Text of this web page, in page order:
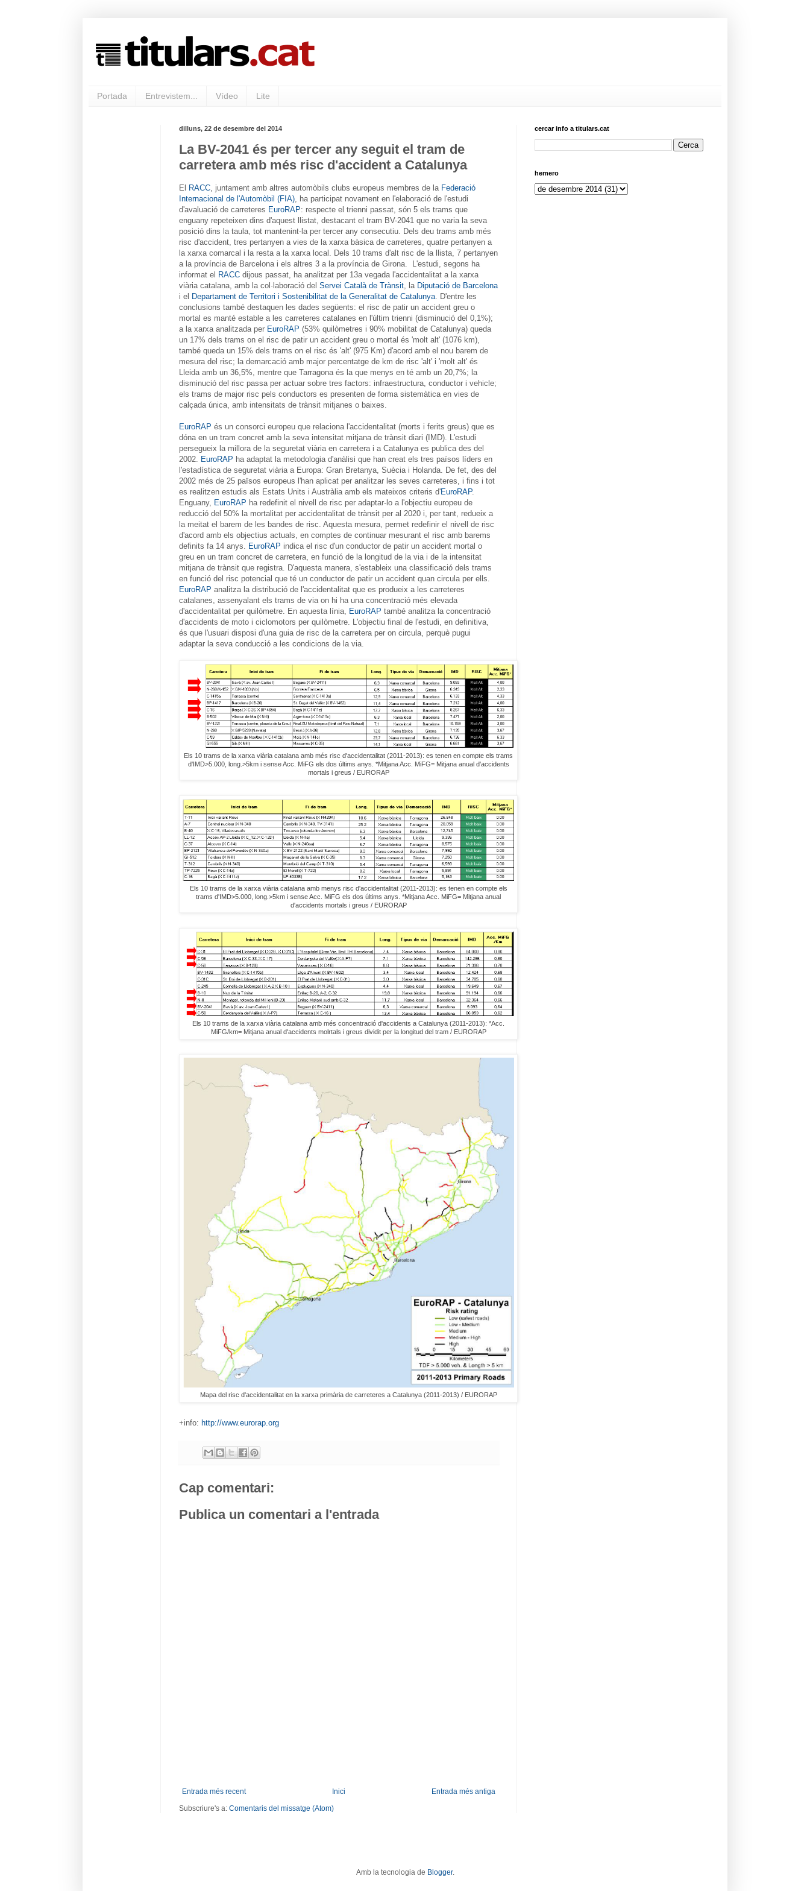
Portada Entrevistem... Vídeo Lite
dilluns, 22 de desembre del 2014
La BV-2041 és per tercer any seguit el tram de
carretera amb més risc d'accident a Catalunya
El RACC, juntament amb altres automòbils clubs europeus membres de la Federació
Internacional de l'Automòbil (FIA), ha participat novament en l'elaboració de l'estudi
d'avaluació de carreteres EuroRAP: respecte el trienni passat, són 5 els trams que
enguany repeteixen dins d'aquest llistat, destacant el tram BV-2041 que no varia la seva
posició dins la taula, tot mantenint-la per tercer any consecutiu. Dels deu trams amb més
risc d'accident, tres pertanyen a vies de la xarxa bàsica de carreteres, quatre pertanyen a
la xarxa comarcal i la resta a la xarxa local. Dels 10 trams d'alt risc de la llista, 7 pertanyen
a la província de Barcelona i els altres 3 a la província de Girona. L'estudi, segons ha
informat el RACC dijous passat, ha analitzat per 13a vegada l'accidentalitat a la xarxa
viària catalana, amb la col·laboració del Servei Català de Trànsit, la Diputació de Barcelona
i el Departament de Territori i Sostenibilitat de la Generalitat de Catalunya. D'entre les
conclusions també destaquen les dades següents: el risc de patir un accident greu o
mortal es manté estable a les carreteres catalanes en l'últim trienni (disminució del 0,1%);
a la xarxa analitzada per EuroRAP (53% quilòmetres i 90% mobilitat de Catalunya) queda
un 17% dels trams on el risc de patir un accident greu o mortal és 'molt alt' (1076 km),
també queda un 15% dels trams on el risc és 'alt' (975 Km) d'acord amb el nou barem de
mesura del risc; la demarcació amb major percentatge de km de risc 'alt' i 'molt alt' és
Lleida amb un 36,5%, mentre que Tarragona és la que menys en té amb un 20,7%; la
disminució del risc passa per actuar sobre tres factors: infraestructura, conductor i vehicle;
els trams de major risc pels conductors es presenten de forma sistemàtica en vies de
calçada única, amb intensitats de trànsit mitjanes o baixes.
EuroRAP és un consorci europeu que relaciona l'accidentalitat (morts i ferits greus) que es
dóna en un tram concret amb la seva intensitat mitjana de trànsit diari (IMD). L'estudi
persegueix la millora de la seguretat viària en carretera i a Catalunya es publica des del
2002. EuroRAP ha adaptat la metodologia d'anàlisi que han creat els tres països líders en
l'estadística de seguretat viària a Europa: Gran Bretanya, Suècia i Holanda. De fet, des del
2002 més de 25 països europeus l'han aplicat per analitzar les seves carreteres, i fins i tot
es realitzen estudis als Estats Units i Austràlia amb els mateixos criteris d'EuroRAP.
Enguany, EuroRAP ha redefinit el nivell de risc per adaptar-lo a l'objectiu europeu de
reducció del 50% la mortalitat per accidentalitat de trànsit per al 2020 i, per tant, redueix a
la meitat el barem de les bandes de risc. Aquesta mesura, permet redefinir el nivell de risc
d'acord amb els objectius actuals, en comptes de continuar mesurant el risc amb barems
definits fa 14 anys. EuroRAP indica el risc d'un conductor de patir un accident mortal o
greu en un tram concret de carretera, en funció de la longitud de la via i de la intensitat
mitjana de trànsit que registra. D'aquesta manera, s'estableix una classificació dels trams
en funció del risc potencial que té un conductor de patir un accident quan circula per ells.
EuroRAP analitza la distribució de l'accidentalitat que es produeix a les carreteres
catalanes, assenyalant els trams de via on hi ha una concentració més elevada
d'accidentalitat per quilòmetre. En aquesta línia, EuroRAP també analitza la concentració
d'accidents de moto i ciclomotors per quilòmetre. L'objectiu final de l'estudi, en definitiva,
és que l'usuari disposi d'una guia de risc de la carretera per on circula, perquè pugui
adaptar la seva conducció a les condicions de la via.
Els 10 trams de la xarxa viària catalana amb més risc d'accidentalitat (2011-2013): es tenen en compte els trams
d'IMD>5.000, long.>5km i sense Acc. MiFG els dos últims anys. *Mitjana Acc. MiFG= Mitjana anual d'accidents
mortals i greus / EURORAP
Els 10 trams de la xarxa viària catalana amb menys risc d'accidentalitat (2011-2013): es tenen en compte els
trams d'IMD>5.000, long.>5km i sense Acc. MiFG els dos últims anys. *Mitjana Acc. MiFG= Mitjana anual
d'accidents mortals i greus / EURORAP
Els 10 trams de la xarxa viària catalana amb més concentració d'accidents a Catalunya (2011-2013): *Acc.
MiFG/km= Mitjana anual d'accidents molrtals i greus dividit per la longitud del tram / EURORAP
Mapa del risc d'accidentalitat en la xarxa primària de carreteres a Catalunya (2011-2013) / EURORAP
+info: http://www.eurorap.org
Cap comentari:
Publica un comentari a l'entrada
Entrada més recent Entrada més antiga
Inici
Subscriure's a: Comentaris del missatge (Atom)
cercar info a titulars.cat
hemero
Amb la tecnologia de Blogger.